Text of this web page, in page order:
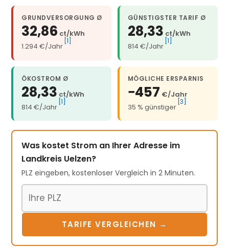
GRUNDVERSORGUNG Ø
32,86 ct/kWh
1.294 €/Jahr
[1]
GÜNSTIGSTER TARIF Ø
28,33 ct/kWh
814 €/Jahr
[1]
ÖKOSTROM Ø
28,33 ct/kWh
814 €/Jahr
[1]
MÖGLICHE ERSPARNIS
−457 €/Jahr
35 % günstiger
[3]
Was kostet Strom an Ihrer Adresse im
Landkreis Uelzen?
PLZ eingeben, kostenloser Vergleich in 2 Minuten.
TARIFE VERGLEICHEN →